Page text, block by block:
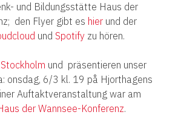
und Bildungsstätte Haus der
den Flyer gibt es hier und der
und Spotify zu hören.
Stockholm und präsentieren unser
onsdag, 6/3 kl. 19 på Hjorthagens
Auftaktveranstaltung war am
der Wannsee-Konferenz.